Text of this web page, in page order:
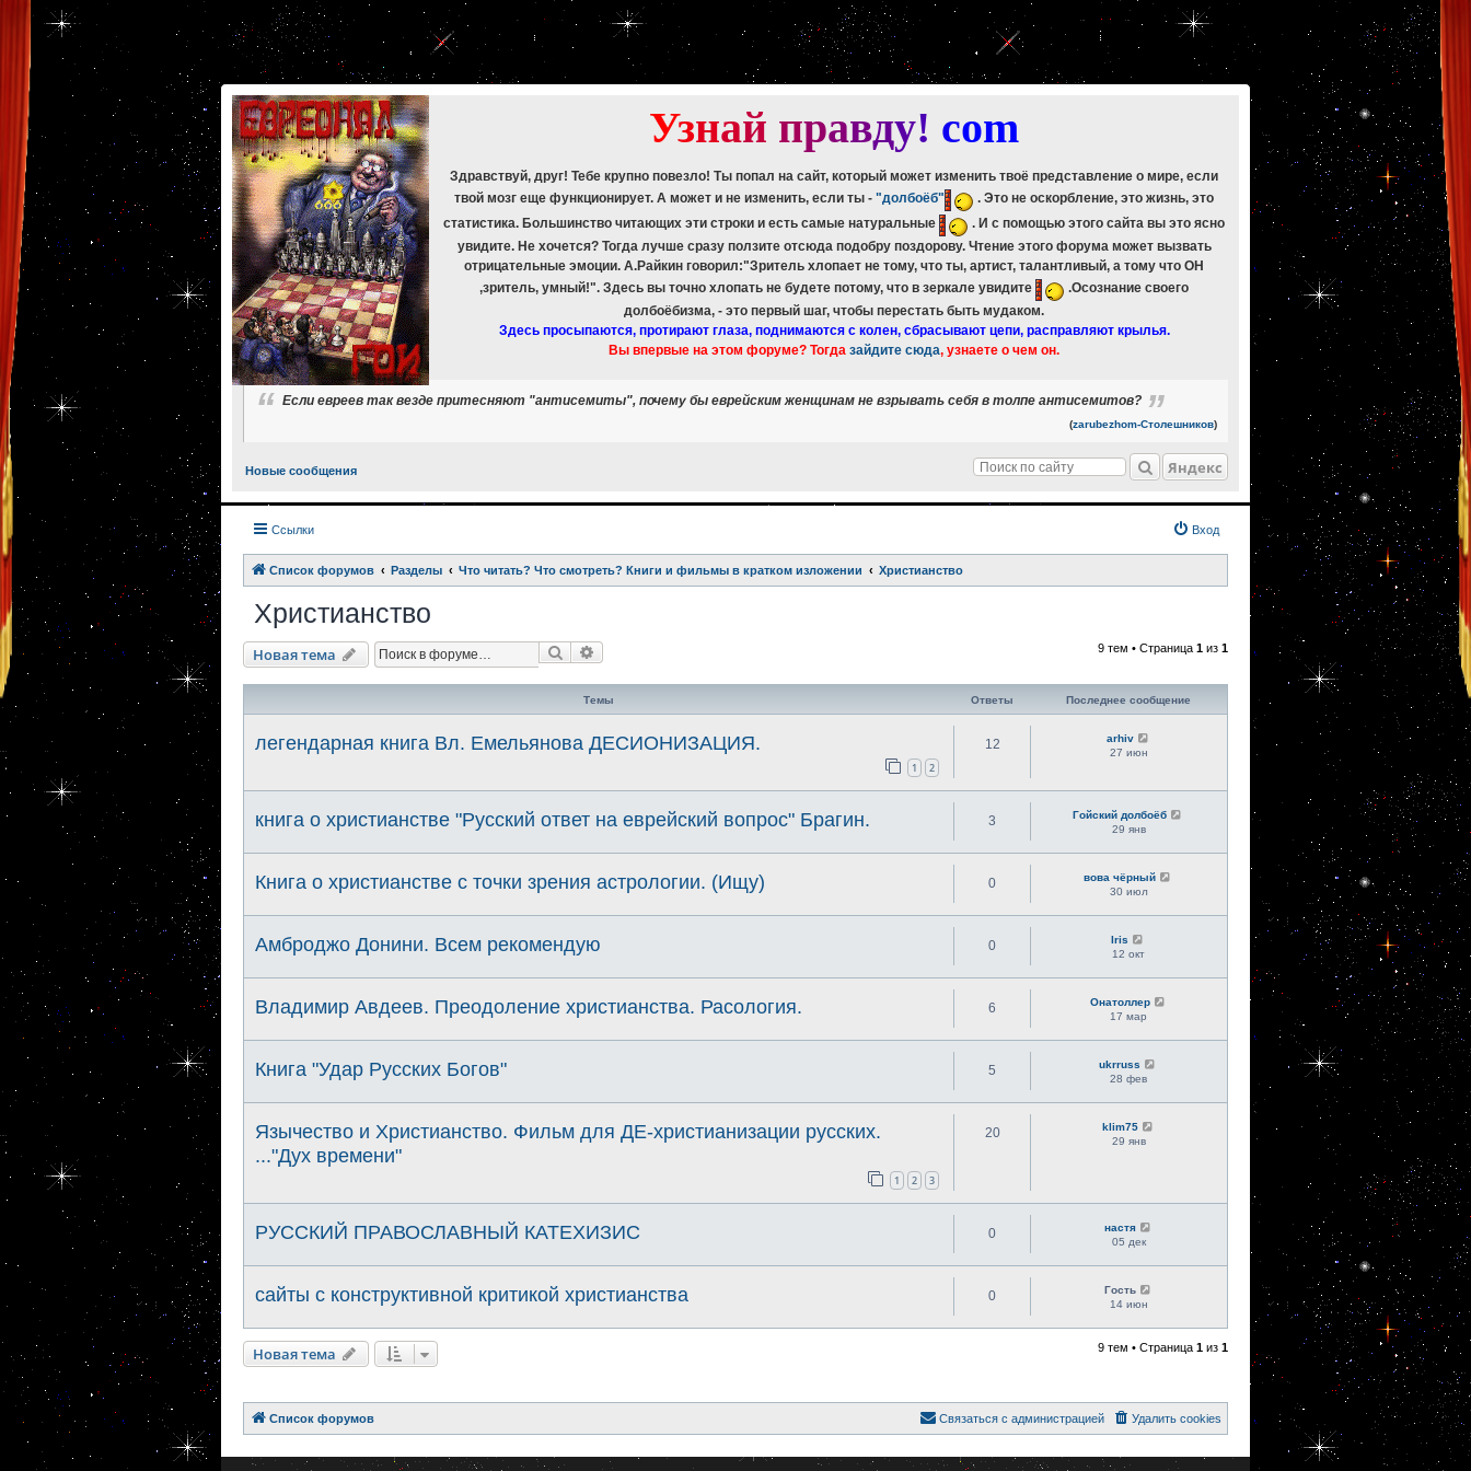
[phpBB Debug] PHP Warning : in file [ROOT]/phpbb/db/driver/mysqli.php
mysqli_fetch_assoc(): Couldn't fetch mysqli_result
[phpBB Debug] PHP Warning
[ROOT]/phpbb/db/driver/mysqli.php
mysqli_free_result(): Couldn't fetch mysqli_result
[phpBB Debug] PHP Warning
: in file [ROOT]/phpbb/db/driver/mysqli.php 265 :mysqli_fetch_assoc(): Couldn't fetch mysqli_result
[phpBB Debug] PHP Warning
: in file [ROOT]/phpbb/db/driver/mysqli.php on line 329 :mysqli_free_result(): Couldn't fetch mysqli_result
[phpBB Debug] PHP Warning
[ROOT]/phpbb/db/driver/mysqli.php on line 265 : mysqli_fetch_assoc(): Couldn't fetch mysqli_result
[phpBB Debug] PHP Warning
[ROOT]/phpbb/db/driver/mysqli.php on line mysqli_free_result(): Couldn't fetch mysqli_result
Узнай правду! com
Здравствуй, друг! Тебе крупно повезло! Ты попал на сайт, который может изменить твоё представление о мире, если
твой мозг еще функционирует. А может и не изменить, если ты - "долбоёб"
. Это не оскорбление, это жизнь, это
статистика. Большинство читающих эти строки и есть самые натуральные
. И с помощью этого сайта вы это ясно
увидите. Не хочется? Тогда лучше сразу ползите отсюда подобру поздорову. Чтение этого форума может вызвать
отрицательные эмоции. А.Райкин говорил:"Зритель хлопает не тому, что ты, артист, талантливый, а тому что ОН
,зритель, умный!". Здесь вы точно хлопать не будете потому, что в зеркале увидите
.Осознание своего
долбоёбизма, - это первый шаг, чтобы перестать быть мудаком.
Здесь просыпаются, протирают глаза, поднимаются с колен, сбрасывают цепи, расправляют крылья.
Вы впервые на этом форуме? Тогда зайдите сюда, узнаете о чем он.
Если евреев так везде притесняют "антисемиты", почему бы еврейским женщинам не взрывать себя в толпе антисемитов?
(zarubezhom-Столешников)
Новые сообщения Яндекс
Ссылки Вход
Список форумов Разделы Что читать? Что смотреть? Книги и фильмы в кратком изложении Христианство
Христианство
Новая тема Поиск 9 тем • Страница 1 из 1
Темы Ответы Последнее сообщение
легендарная книга Вл. Емельянова ДЕСИОНИЗАЦИЯ.
1 2
12
arhiv
27 июн
книга о христианстве "Русский ответ на еврейский вопрос" Брагин. 3
Гойский долбоёб
29 янв
Книга о христианстве с точки зрения астрологии. (Ищу) 0
вова чёрный
30 июл
Амброджо Донини. Всем рекомендую 0
Iris
12 окт
Владимир Авдеев. Преодоление христианства. Расология. 6
Онатоллер
17 мар
Книга "Удар Русских Богов" 5
ukrruss
28 фев
Язычество и Христианство. Фильм для ДЕ-христианизации русских.
..."Дух времени"
1 2 3
20
klim75
29 янв
РУССКИЙ ПРАВОСЛАВНЫЙ КАТЕХИЗИС 0
настя
05 дек
сайты с конструктивной критикой христианства 0
Гость
14 июн
Новая тема 9 тем • Страница 1 из 1
Список форумов Удалить cookies
Связаться с администрацией